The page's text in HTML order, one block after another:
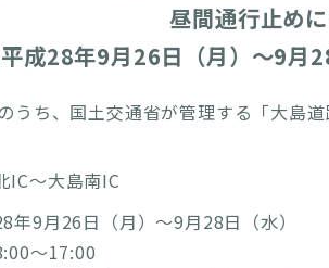
昼間通行止め
平成28年9月26日（月）～9月
うち、国土交通省が管理する「大島
IC～大島南IC
年9月26日（月）～9月28日（水）
～17:00